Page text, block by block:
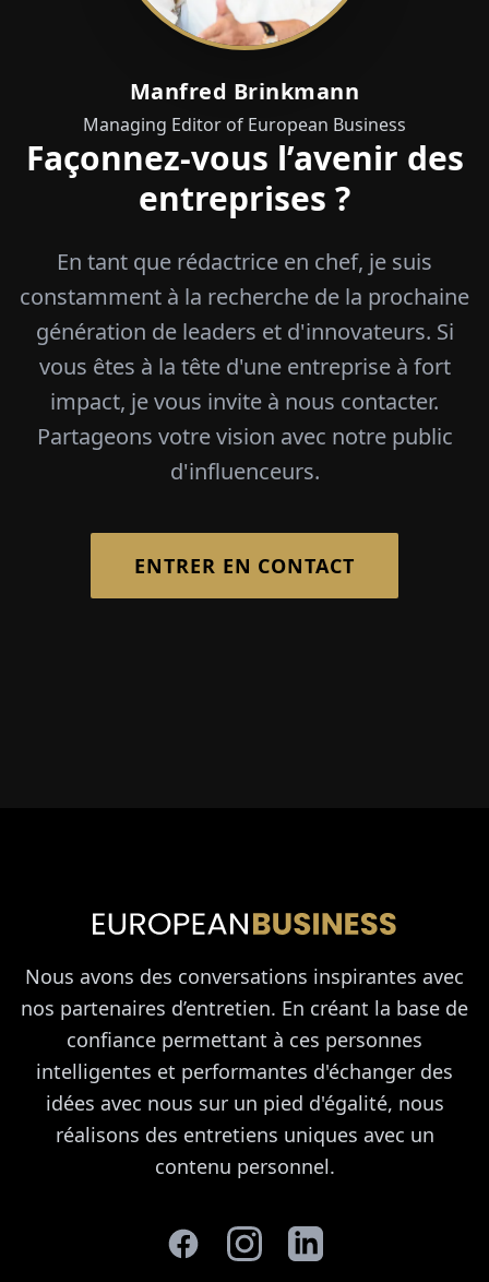
Manfred Brinkmann
Managing Editor of European Business
Façonnez-vous l’avenir des
entreprises ?
En tant que rédactrice en chef, je suis
constamment à la recherche de la prochaine
génération de leaders et d'innovateurs. Si
vous êtes à la tête d'une entreprise à fort
impact, je vous invite à nous contacter.
Partageons votre vision avec notre public
d'influenceurs.
ENTRER EN CONTACT
Nous avons des conversations inspirantes avec
nos partenaires d’entretien. En créant la base de
confiance permettant à ces personnes
intelligentes et performantes d'échanger des
idées avec nous sur un pied d'égalité, nous
réalisons des entretiens uniques avec un
contenu personnel.